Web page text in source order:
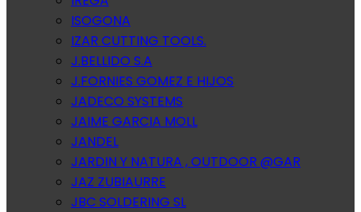
ISOGONA
IZAR CUTTING TOOLS.
J.BELLIDO S.A
J.FORNIES GOMEZ E HIJOS
JADECO SYSTEMS
JAIME GARCIA MOLL
JANDEL
JARDIN Y NATURA , OUTDOOR @GAR
JAZ ZUBIAURRE
JBC SOLDERING SL